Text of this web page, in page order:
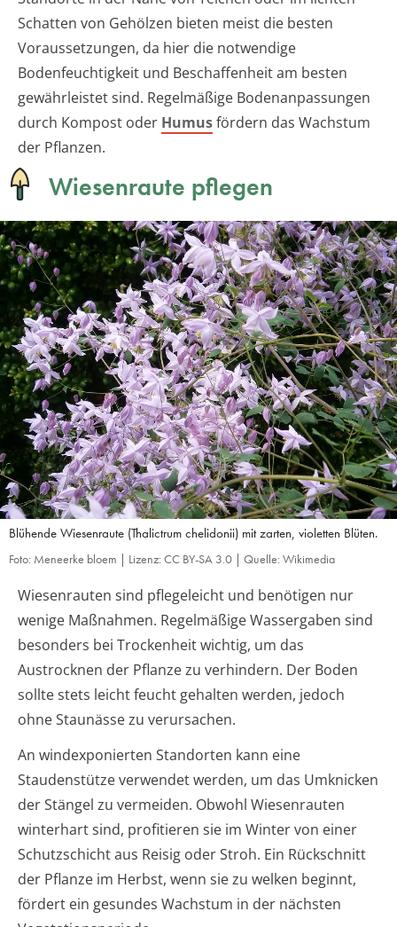
Schatten von Gehölzen bieten meist die besten
Voraussetzungen, da hier die notwendige
Bodenfeuchtigkeit und Beschaffenheit am besten
gewährleistet sind. Regelmäßige Bodenanpassungen
durch Kompost oder Humusfördern das Wachstum
der Pflanzen.
Wiesenraute pflegen
Blühende Wiesenraute (Thalictrum chelidonii) mit zarten, violetten Blüten.
Foto: Meneerke bloem | Lizenz: CC BY-SA 3.0 | Quelle: Wikimedia
Wiesenrauten sind pflegeleicht und benötigen nur
wenige Maßnahmen. Regelmäßige Wassergaben sind
besonders bei Trockenheit wichtig, um das
Austrocknen der Pflanze zu verhindern. Der Boden
sollte stets leicht feucht gehalten werden, jedoch
ohne Staunässe zu verursachen.
An windexponierten Standorten kann eine
Staudenstütze verwendet werden, um das Umknicken
der Stängel zu vermeiden. Obwohl Wiesenrauten
winterhart sind, profitieren sie im Winter von einer
Schutzschicht aus Reisig oder Stroh. Ein Rückschnitt
der Pflanze im Herbst, wenn sie zu welken beginnt,
fördert ein gesundes Wachstum in der nächsten